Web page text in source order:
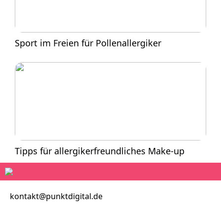
Sport im Freien für Pollenallergiker
Tipps für allergikerfreundliches Make-up
kontakt@punktdigital.de